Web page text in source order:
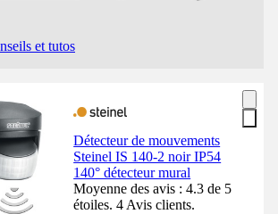
et tutos
Détecteur de mouvements
Steinel IS 140-2 noir IP54
140° détecteur mural
Moyenne des avis : 4.3 de 5
étoiles. 4 Avis clients.